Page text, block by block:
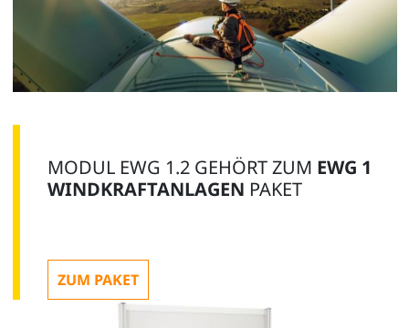
MODUL EWG 1.2 GEHÖRT ZUM EWG 1
WINDKRAFTANLAGEN PAKET
ZUM PAKET